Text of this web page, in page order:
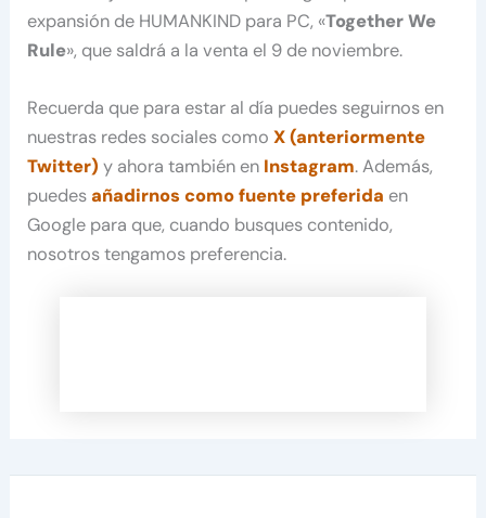
expansión de HUMANKIND para PC, «Together We
Rule», que saldrá a la venta el 9 de noviembre.
Recuerda que para estar al día puedes seguirnos en
nuestras redes sociales comoX (anteriormente
Twitter) y ahora también en Instagram. Además,
puedesañadirnos como fuente preferida en
Google para que, cuando busques contenido,
nosotros tengamos preferencia.